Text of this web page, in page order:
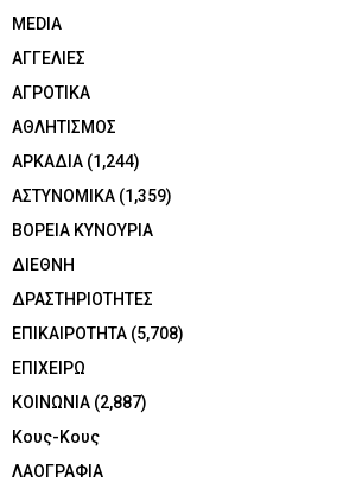
MEDIA
ΑΓΓΕΛΙΕΣ
ΑΓΡΟΤΙΚΑ
ΑΘΛΗΤΙΣΜΟΣ
ΑΡΚΑΔΙΑ (1,244)
ΑΣΤΥΝΟΜΙΚΑ (1,359)
ΒΟΡΕΙΑ ΚΥΝΟΥΡΙΑ
ΔΙΕΘΝΗ
ΔΡΑΣΤΗΡΙΟΤΗΤΕΣ
ΕΠΙΚΑΙΡΟΤΗΤΑ (5,708)
ΕΠΙΧΕΙΡΩ
ΚΟΙΝΩΝΙΑ (2,887)
Κους-Κους
ΛΑΟΓΡΑΦΙΑ